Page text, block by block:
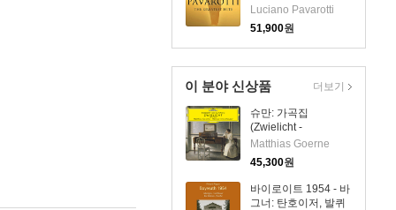
Pavarotti - The
Greatest Hits) (3CD)
- Luciano Pavarotti
Luciano Pavarotti
51,900원
이 분야 신상품
슈만: 가곡집
(Zwielicht -
Schumann:
Liederkreis)(CD) -
Matthias Goerne
Matthias Goerne
45,300원
바이로이트 1954 - 바
그너: 탄호이저, 발퀴
더보기